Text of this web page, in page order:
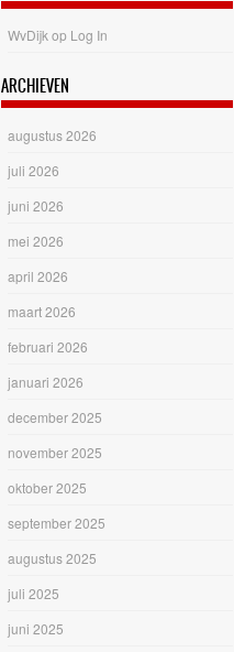
WvDijk op Log In
ARCHIEVEN
augustus 2026
juli 2026
juni 2026
mei 2026
april 2026
maart 2026
februari 2026
januari 2026
december 2025
november 2025
oktober 2025
september 2025
augustus 2025
juli 2025
juni 2025